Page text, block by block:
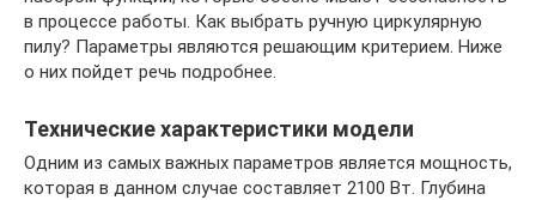
в процессе работы. Как выбрать ручную циркулярную
пилу? Параметры являются решающим критерием. Ниже
о них пойдет речь подробнее.
Технические характеристики модели
Одним из самых важных параметров является мощность,
которая в данном случае составляет 2100 Вт. Глубина